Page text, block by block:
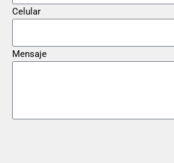
Celular
Mensaje